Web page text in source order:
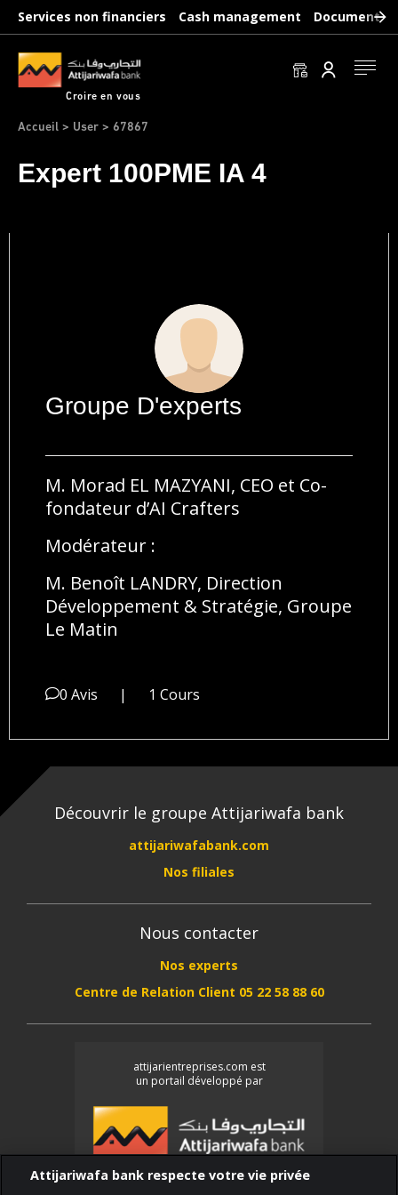
Aller
principal
Services non financiers Cash management Documents
Croire en vous
Se
Fil
Accueil User 67867
Expert 100PME IA 4
Groupe D'experts
M. Morad EL MAZYANI, CEO et Co-
fondateur d’AI Crafters
Modérateur :
M. Benoît LANDRY, Direction
Développement & Stratégie, Groupe
Le Matin
0 Avis | 1 Cours
Découvrir le groupe Attijariwafa bank
attijariwafabank.com
Nos filiales
Nous contacter
Nos experts
Centre de Relation Client 05 22 58 88 60
attijarientreprises.com est
un portail développé par
Attijariwafa bank respecte votre vie privée